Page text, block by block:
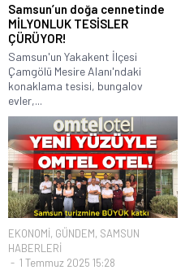
Samsun’un doğa cennetinde
MİLYONLUK TESİSLER
ÇÜRÜYOR!
Samsun'un Yakakent İlçesi
Çamgölü Mesire Alanı'ndaki
konaklama tesisi, bungalov
evler,...
EKONOMİ, GÜNDEM, SAMSUN
HABERLERİ
1 Temmuz 2025 15:28